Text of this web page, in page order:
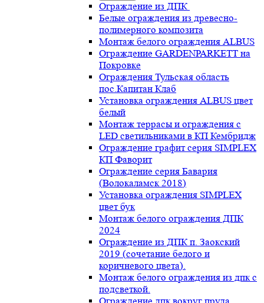
Ограждение из ДПК
Белые ограждения из древесно-
полимерного композита
Монтаж белого ограждения ALBUS
Ограждение GARDENPARKETT на
Покровке
Ограждения Тульская область
пос.Капитан Клаб
Установка ограждения ALBUS цвет
белый
Монтаж террасы и ограждения с
LED светильниками в КП Кембридж
Ограждение графит серия SIMPLEX
КП Фаворит
Ограждение серия Бавария
(Волокаламск 2018)
Установка ограждения SIMPLEX
цвет бук
Монтаж белого ограждения ДПК
2024
Ограждение из ДПК п. Заокский
2019 (сочетание белого и
коричневого цвета).
Монтаж белого ограждения из дпк с
подсветкой.